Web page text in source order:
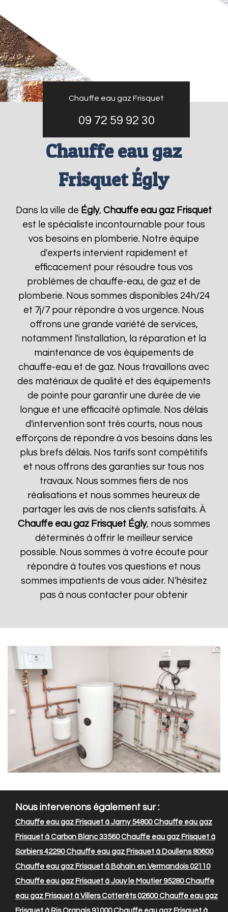
Chauffe eau gaz Frisquet
09 72 59 92 30
Chauffe eau gaz
Frisquet Égly
Dans la ville de Égly,Chauffe eau gaz Frisquet
est le spécialiste incontournable pour tous
vos besoins en plomberie. Notre équipe
d'experts intervient rapidement et
efficacement pour résoudre tous vos
problèmes de chauffe-eau, de gaz et de
plomberie. Nous sommes disponibles 24h/24
et 7j/7 pour répondre à vos urgence. Nous
offrons une grande variété de services,
notamment l'installation, la réparation et la
maintenance de vos équipements de
chauffe-eau et de gaz. Nous travaillons avec
des matériaux de qualité et des équipements
de pointe pour garantir une durée de vie
longue et une efficacité optimale. Nos délais
d'intervention sont très courts, nous nous
efforçons de répondre à vos besoins dans les
plus brefs délais. Nos tarifs sont compétitifs
et nous offrons des garanties sur tous nos
travaux. Nous sommes fiers de nos
réalisations et nous sommes heureux de
partager les avis de nos clients satisfaits. À
Chauffe eau gaz Frisquet Égly, nous sommes
déterminés à offrir le meilleur service
possible. Nous sommes à votre écoute pour
répondre à toutes vos questions et nous
sommes impatients de vous aider. N'hésitez
pas à nous contacter pour obtenir
Nous intervenons également sur :
Chauffe eau gaz Frisquet à Jarny 54800Chauffe eau gaz
Frisquet à Carbon Blanc 33560Chauffe eau gaz Frisquet à
Sorbiers 42290Chauffe eau gaz Frisquet à Doullens 80600
Chauffe eau gaz Frisquet à Bohain en Vermandois 02110
Chauffe eau gaz Frisquet à Jouy le Moutier 95280Chauffe
eau gaz Frisquet à Villers Cotterêts 02600Chauffe eau gaz